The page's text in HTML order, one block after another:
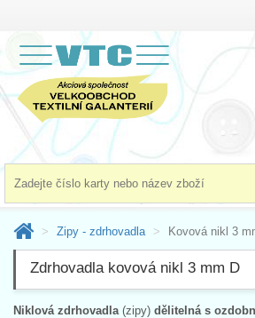
Zipy - zdrhovadla Kovová nikl 3
Zdrhovadla kovová nikl 3 mm D
Niklová zdrhovadla (zipy) dělitelná s